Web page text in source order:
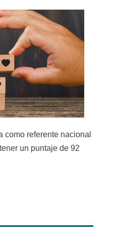
referente nacional
un puntaje de 92